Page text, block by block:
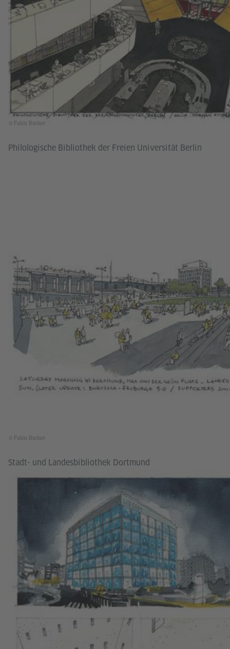
© Fabio Barilari
Philologische Bibliothek der Freien Universität Berlin
© Fabio Barilari
Stadt- und Landesbibliothek Dortmund